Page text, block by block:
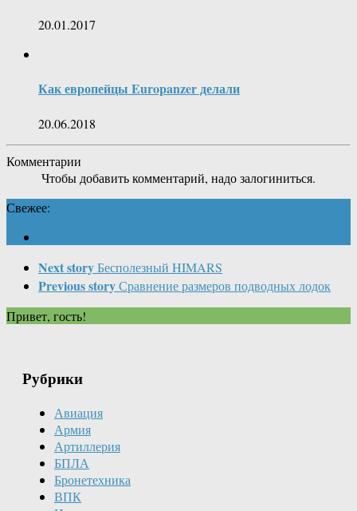
20.01.2017
Как европейцы Europanzer делали
20.06.2018
Комментарии
Чтобы добавить комментарий, надо залогиниться.
Свежее:
Next storyБесполезный HIMARS
Previous storyСравнение размеров подводных лодок
Привет, гость!
Рубрики
Авиация
Армия
Артиллерия
БПЛА
Бронетехника
ВПК